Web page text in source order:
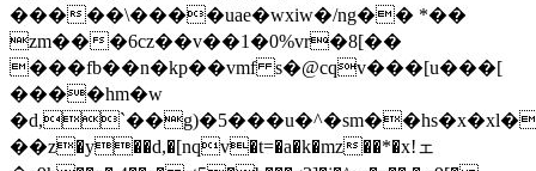
�����\����uae�wxiw�/ng�� *��
zm���6cz��v��1�0%vr�8[��
���fb��n�kp��vmf s�@cqv���[u���[
����hm�w
��z�y��d,�[nqv�t=�a�k�mz��*�x!ェ